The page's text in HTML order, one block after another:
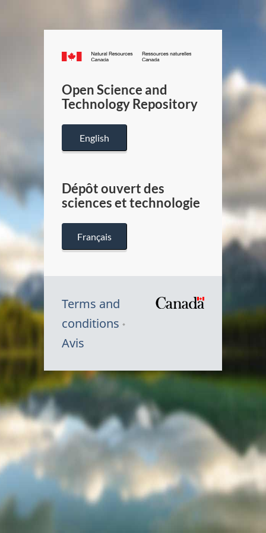
Canada.ca
/
Canada
Open Science and
Technology Repository
English
Dépôt ouvert des
sciences et technologie
Français
Terms and
conditions
Avis
Symbole
du